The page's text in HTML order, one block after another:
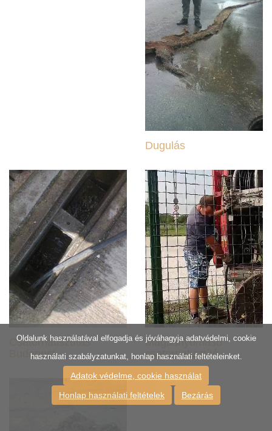
Dugulás
Csatornatisztítás
Budapest
Magasnyomású
csatornatisztító
Oldalunk használatával elfogadja és jóváhagyja adatvédelmi, cookie
használati szabályzatunkat, honlap használati feltételeinket.
Adatok védelme, cookie használat
Honlap használati feltételek
Bezárás